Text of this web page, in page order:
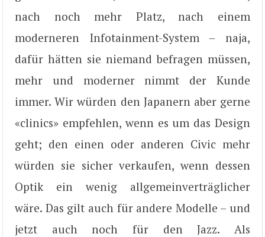
nach noch mehr Platz, nach einem
moderneren Infotainment-System – naja,
dafür hätten sie niemand befragen müssen,
mehr und moderner nimmt der Kunde
immer. Wir würden den Japanern aber gerne
«clinics» empfehlen, wenn es um das Design
geht; den einen oder anderen Civic mehr
würden sie sicher verkaufen, wenn dessen
Optik ein wenig allgemeinverträglicher
wäre. Das gilt auch für andere Modelle – und
jetzt auch noch für den Jazz. Als